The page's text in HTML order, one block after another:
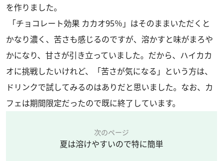
を作りました。
「チョコレート効果 カカオ95％」はそのままいただくと
かなり濃く、苦さも感じるのですが、溶かすと味がまろや
かになり、甘さが引き立っていました。だから、ハイカカ
オに挑戦したいけれど、「苦さが気になる」という方は、
ドリンクで試してみるのはありだと思いました。なお、カ
フェは期間限定だったので既に終了しています。
次のページ
夏は溶けやすいので特に簡単